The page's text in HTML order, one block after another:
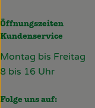
Öffnungszeiten
Kundenservice
Montag bis Freitag
8 bis 16 Uhr
Folge uns auf: